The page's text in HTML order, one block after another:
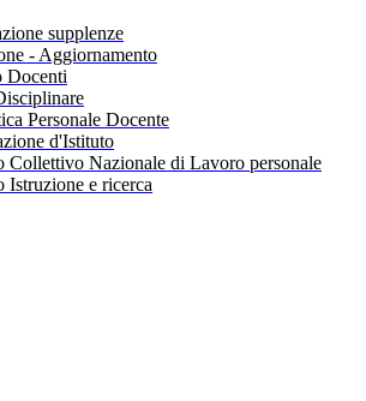
supplenze
- Aggiornamento
Docenti
Personale Docente
d'Istituto
Collettivo Nazionale di Lavoro personale
Istruzione e ricerca